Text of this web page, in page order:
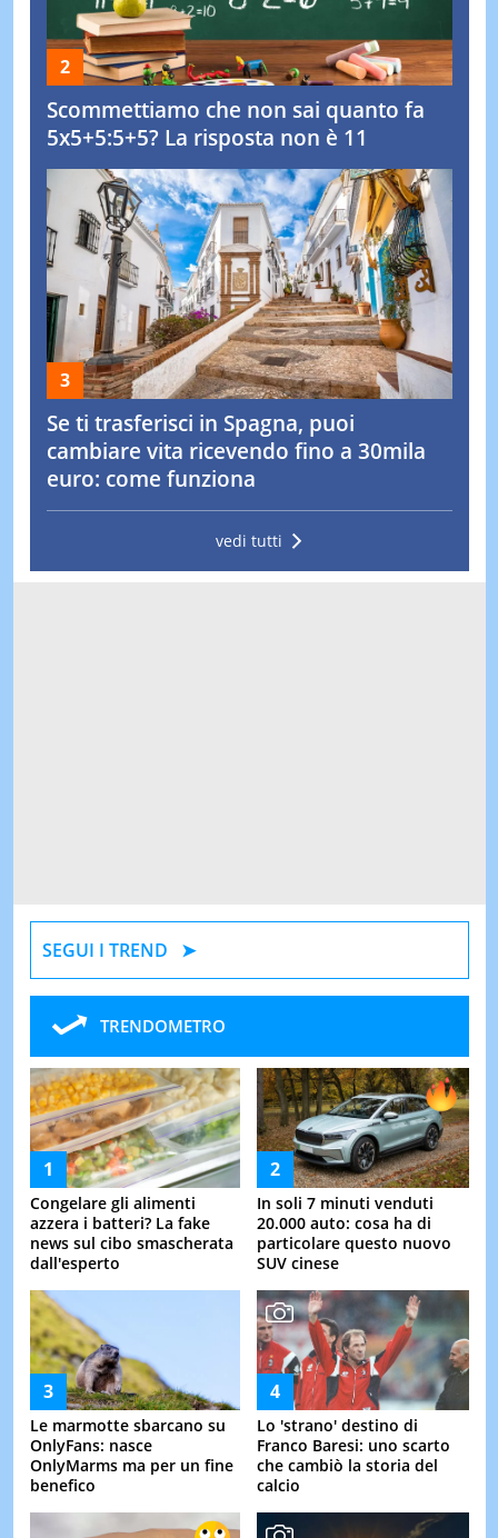
Scommettiamo che non sai quanto fa
5x5+5:5+5? La risposta non è 11
Se ti trasferisci in Spagna, puoi
cambiare vita ricevendo fino a 30mila
euro: come funziona
vedi tutti
SEGUI I TREND
TRENDOMETRO
Congelare gli alimenti
azzera i batteri? La fake
news sul cibo smascherata
dall'esperto
In soli 7 minuti venduti
20.000 auto: cosa ha di
particolare questo nuovo
SUV cinese
Le marmotte sbarcano su
OnlyFans: nasce
OnlyMarms ma per un fine
benefico
Lo 'strano' destino di
Franco Baresi: uno scarto
che cambiò la storia del
calcio